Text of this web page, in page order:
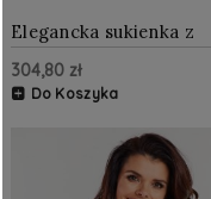
Elegancka sukienka z
kopertowym dekoltem
Bordowa
304,80 zł
Do Koszyka